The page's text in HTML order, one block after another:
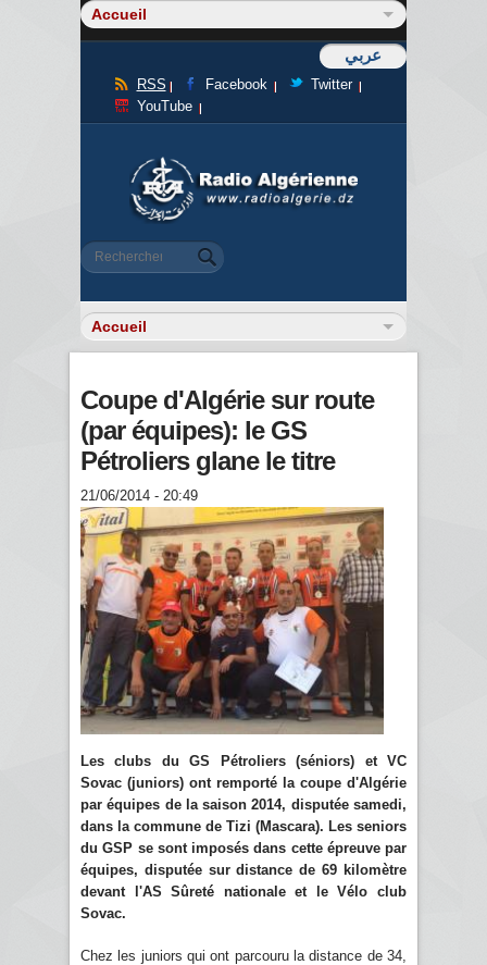
عربي
RSS Facebook
Twitter
YouTube
Formulaire de recherche
Rechercher
Coupe d'Algérie sur route
(par équipes): le GS
Pétroliers glane le titre
21/06/2014 - 20:49
Les clubs du GS Pétroliers (séniors) et VC
Sovac (juniors) ont remporté la coupe d'Algérie
par équipes de la saison 2014, disputée samedi,
dans la commune de Tizi (Mascara). Les seniors
du GSP se sont imposés dans cette épreuve par
équipes, disputée sur distance de 69 kilomètre
devant l'AS Sûreté nationale et le Vélo club
Sovac.
Chez les juniors qui ont parcouru la distance de 34,